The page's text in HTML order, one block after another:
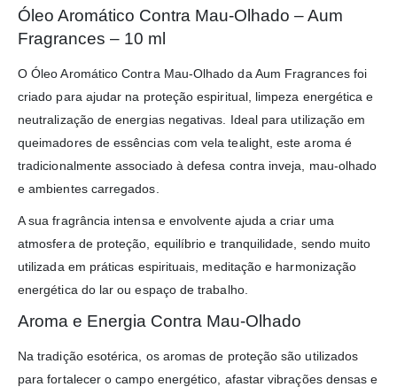
Óleo Aromático Contra Mau-Olhado – Aum
Fragrances – 10 ml
O Óleo Aromático Contra Mau-Olhado da Aum Fragrances foi
criado para ajudar na proteção espiritual, limpeza energética e
neutralização de energias negativas. Ideal para utilização em
queimadores de essências com vela tealight, este aroma é
tradicionalmente associado à defesa contra inveja, mau-olhado
e ambientes carregados.
A sua fragrância intensa e envolvente ajuda a criar uma
atmosfera de proteção, equilíbrio e tranquilidade, sendo muito
utilizada em práticas espirituais, meditação e harmonização
energética do lar ou espaço de trabalho.
Aroma e Energia Contra Mau-Olhado
Na tradição esotérica, os aromas de proteção são utilizados
para fortalecer o campo energético, afastar vibrações densas e